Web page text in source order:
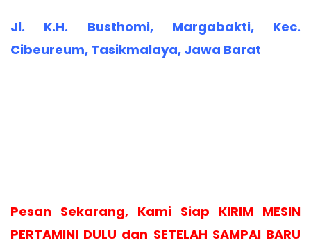
Jl. K.H. Busthomi, Margabakti, Kec.
Cibeureum, Tasikmalaya, Jawa Barat
Pesan Sekarang, Kami Siap KIRIM MESIN
PERTAMINI DULU dan SETELAH SAMPAI BARU